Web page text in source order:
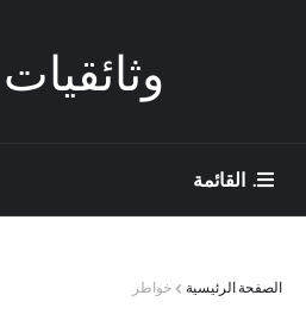
. القائمة
الصفحة الرئيسية خواطر